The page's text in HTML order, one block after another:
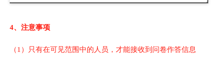
4、注意事项
（1）只有在可见范围中的人员，才能接收到问卷作答信息